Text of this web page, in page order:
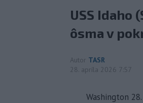
USS Idaho
ôsma v
Autor TASR
28. apríla 2026 7:57
Washington